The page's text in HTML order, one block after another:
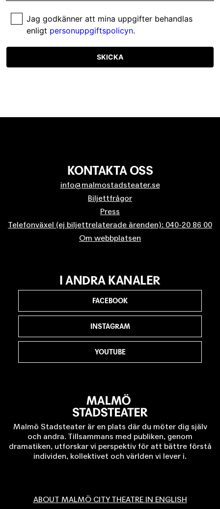
Jag godkänner att mina uppgifter behandlas
enligt personuppgiftspolicyn.
SKICKA
KONTAKTA OSS
info@malmostadsteater.se
Biljettfrågor
Press
Telefonväxel (ej biljettrelaterade ärenden): 040-20 86 00
Om webbplatsen
Malmö Stadsteater är en plats där du möter dig själv
och andra. Tillsammans med publiken, genom
dramatiken, utforskar vi perspektiv för att bättre förstå
individen, kollektivet och världen vi lever i.
ABOUT MALMÖ CITY THEATRE IN ENGLISH
I ANDRA KANALER
FACEBOOK
INSTAGRAM
YOUTUBE